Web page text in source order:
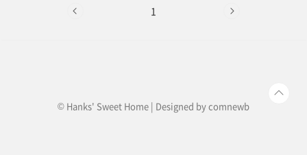
여행'은 가장 아름다운 봄날의 순간을 선사하기 위
1
© Hanks' Sweet Home | Designed bycomnewb